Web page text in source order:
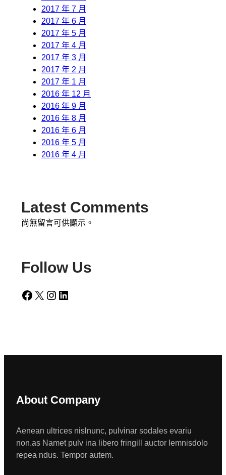
2017 年 7 月
2017 年 6 月
2017 年 5 月
2017 年 4 月
2017 年 3 月
2017 年 2 月
2017 年 1 月
2016 年 12 月
2016 年 9 月
2016 年 8 月
2016 年 6 月
2016 年 5 月
2016 年 4 月
Latest Comments
尚無留言可供顯示。
Follow Us
Facebook X Instagram LinkedIn
About Company
Aenean ultrices nislnunc, pulvinar sodales evariu
non.as Namet pulv ina libero fringill auctor lemnisdolo
repea ndus. Tempor autem.